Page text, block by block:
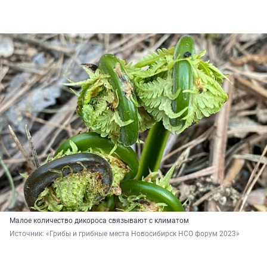
Малое количество дикороса связывают с климатом
Источник: «Грибы и грибные места Новосибирск НСО форум 2023»